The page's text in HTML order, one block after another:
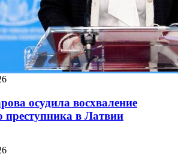
осудила восхваление
преступника в Латвии